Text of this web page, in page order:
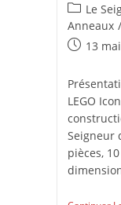
Post
category:
Le
Anneaux /
13
LEGO
Seigneur
pièces,